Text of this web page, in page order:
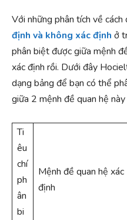
Với những phân tích về cách
định và không xác định ở
phân biệt được giữa mệnh
xác định rồi. Dưới đây
dạng bảng để bạn có thể
giữa 2 mệnh đề quan hệ này
Ti
êu
chí
ph
ân
bi
Mệnh đề quan hệ xác
định